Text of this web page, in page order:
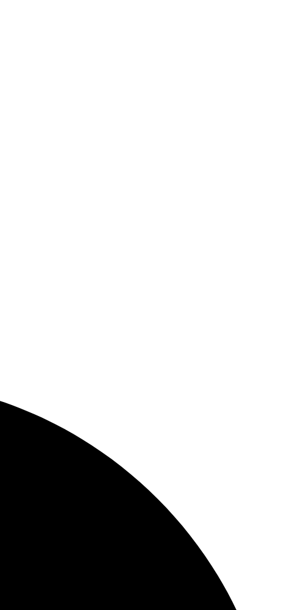
en la región, cuenta con presencia en Ensenada, Tijuana y
con soluciones confiables y personalizadas.